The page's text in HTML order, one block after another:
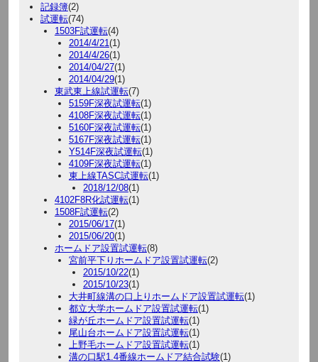
記録簿(2)
試運転(74)
1503F試運転(4)
2014/4/21(1)
2014/4/26(1)
2014/04/27(1)
2014/04/29(1)
東武東上線試運転(7)
5159F深夜試運転(1)
4108F深夜試運転(1)
5160F深夜試運転(1)
5167F深夜試運転(1)
Y514F深夜試運転(1)
4109F深夜試運転(1)
東上線TASC試運転(1)
2018/12/08(1)
4102F8R化試運転(1)
1508F試運転(2)
2015/06/17(1)
2015/06/20(1)
ホームドア設置試運転(8)
宮前平下りホームドア設置試運転(2)
2015/10/22(1)
2015/10/23(1)
大井町線溝の口上りホームドア設置試運転(1)
都立大学ホームドア設置試運転(1)
緑が丘ホームドア設置試運転(1)
尾山台ホームドア設置試運転(1)
上野毛ホームドア設置試運転(1)
溝の口駅1.4番線ホームドア結合試験(1)